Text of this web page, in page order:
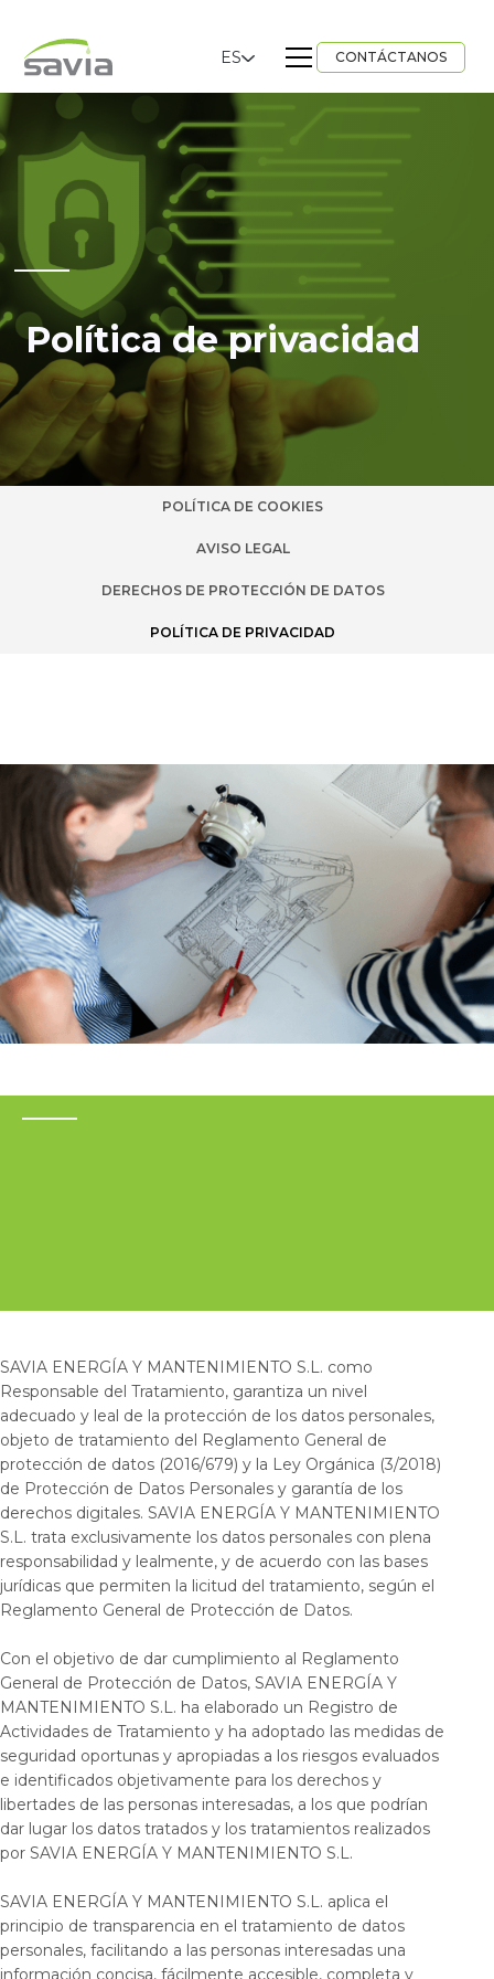
ES CONTÁCTANOS
Política de privacidad
POLÍTICA DE COOKIES
AVISO LEGAL
DERECHOS DE PROTECCIÓN DE DATOS
POLÍTICA DE PRIVACIDAD
SAVIA ENERGÍA Y MANTENIMIENTO S.L. como
Responsable del Tratamiento, garantiza un nivel
adecuado y leal de la protección de los datos personales,
objeto de tratamiento del Reglamento General de
protección de datos (2016/679) y la Ley Orgánica (3/2018)
de Protección de Datos Personales y garantía de los
derechos digitales. SAVIA ENERGÍA Y MANTENIMIENTO
S.L. trata exclusivamente los datos personales con plena
responsabilidad y lealmente, y de acuerdo con las bases
jurídicas que permiten la licitud del tratamiento, según el
Reglamento General de Protección de Datos.
Con el objetivo de dar cumplimiento al Reglamento
General de Protección de Datos, SAVIA ENERGÍA Y
MANTENIMIENTO S.L. ha elaborado un Registro de
Actividades de Tratamiento y ha adoptado las medidas de
seguridad oportunas y apropiadas a los riesgos evaluados
e identificados objetivamente para los derechos y
libertades de las personas interesadas, a los que podrían
dar lugar los datos tratados y los tratamientos realizados
por SAVIA ENERGÍA Y MANTENIMIENTO S.L.
SAVIA ENERGÍA Y MANTENIMIENTO S.L. aplica el
principio de transparencia en el tratamiento de datos
personales, facilitando a las personas interesadas una
información concisa, fácilmente accesible, completa y